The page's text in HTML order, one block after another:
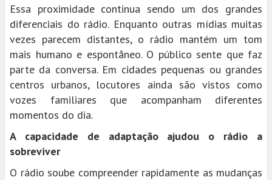
Essa proximidade continua sendo um dos grandes
diferenciais do rádio. Enquanto outras mídias muitas
vezes parecem distantes, o rádio mantém um tom
mais humano e espontâneo. O público sente que faz
parte da conversa. Em cidades pequenas ou grandes
centros urbanos, locutores ainda são vistos como
vozes familiares que acompanham diferentes
momentos do dia.
A capacidade de adaptação ajudou o rádio a
sobreviver
O rádio soube compreender rapidamente as mudanças